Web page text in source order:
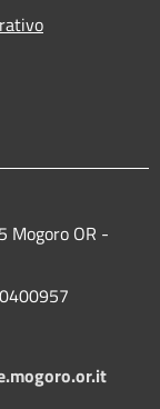
Mogoro OR -